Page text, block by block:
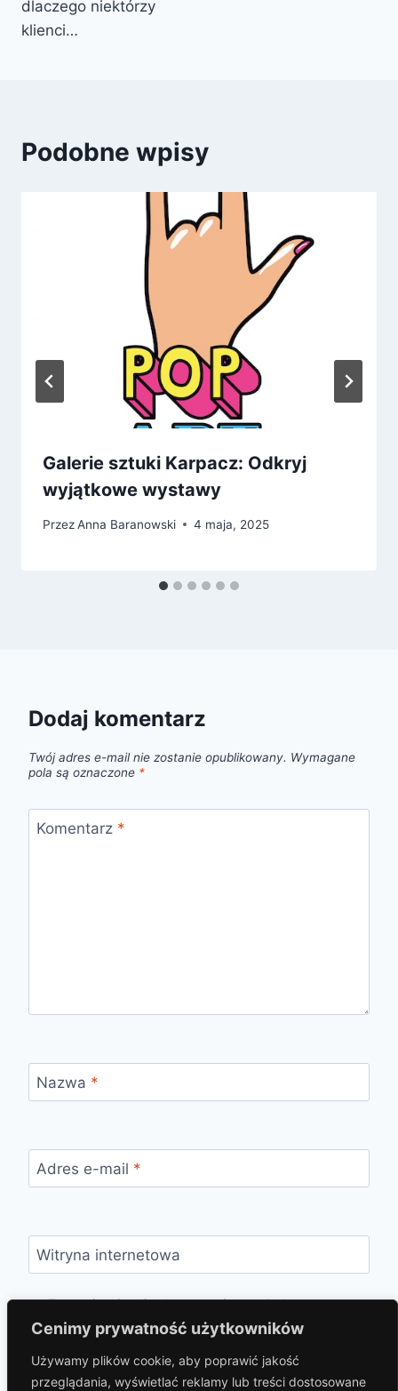
Cenimy prywatność użytkowników
Używamy plików cookie, aby poprawić jakość
przeglądania, wyświetlać reklamy lub treści dostosowane
dlaczego niektórzy
klienci…
Podobne wpisy
Galerie sztuki Karpacz: Odkryj
wyjątkowe wystawy
PrzezAnna Baranowski 4 maja, 2025
Dodaj komentarz
Twój adres e-mail nie zostanie opublikowany. Wymagane
pola są oznaczone *
Komentarz *
Nazwa *
Adres e-mail *
Witryna internetowa
Zapamiętaj moje dane w tej przeglądarce
podczas pisania kolejnych komentarzy.